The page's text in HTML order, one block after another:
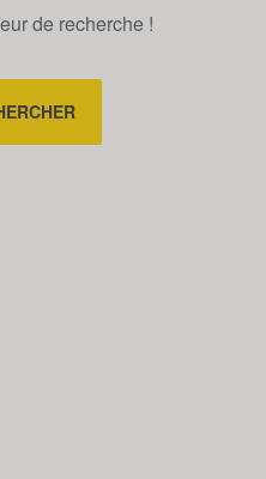
de recherche !